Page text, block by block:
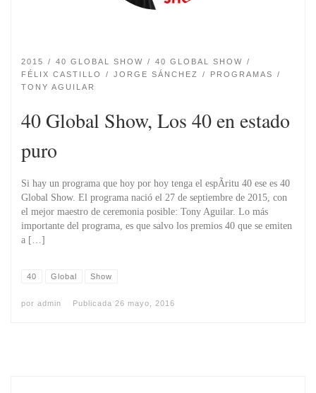
2015 40 GLOBAL SHOW
40 GLOBAL SHOW
FÉLIX CASTILLO
JORGE SÁNCHEZ
PROGRAMAS
TONY AGUILAR
40 Global Show, Los 40 en estado
puro
Si hay un programa que hoy por hoy tenga el espÃ­ritu 40 ese es 40
Global Show. El programa nació el 27 de septiembre de 2015, con
el mejor maestro de ceremonia posible: Tony Aguilar. Lo más
importante del programa, es que salvo los premios 40 que se emiten
a […]
40 Global Show
por admin Publicada 26 mayo, 2016